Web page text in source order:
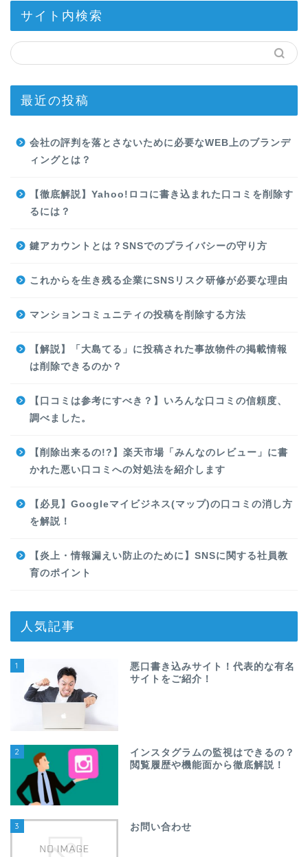
サイト内検索
最近の投稿
会社の評判を落とさないために必要なWEB上のブランデ
ィングとは？
【徹底解説】Yahoo!ロコに書き込まれた口コミを削除す
るには？
鍵アカウントとは？SNSでのプライバシーの守り方
これからを生き残る企業にSNSリスク研修が必要な理由
マンションコミュニティの投稿を削除する方法
【解説】「大島てる」に投稿された事故物件の掲載情報
は削除できるのか？
【口コミは参考にすべき？】いろんな口コミの信頼度、
調べました。
【削除出来るの!?】楽天市場「みんなのレビュー」に書
かれた悪い口コミへの対処法を紹介します
【必見】Googleマイビジネス(マップ)の口コミの消し方
を解説！
【炎上・情報漏えい防止のために】SNSに関する社員教
育のポイント
人気記事
1
悪口書き込みサイト！代表的な有名
サイトをご紹介！
2
インスタグラムの監視はできるの？
閲覧履歴や機能面から徹底解説！
3 お問い合わせ